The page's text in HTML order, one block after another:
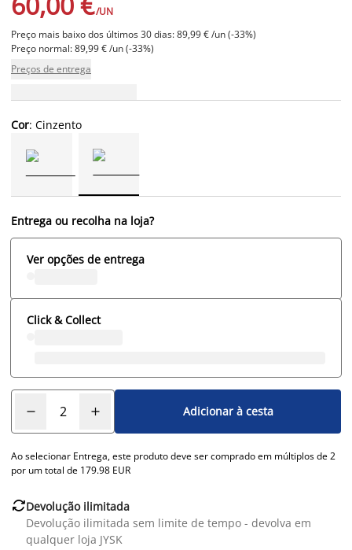
/UN
Preço mais baixo dos últimos 30 dias: 89,99 € /un (-33%)
Preço normal: 89,99 € /un (-33%)
Preços de entrega
Cor: Cinzento
Entrega ou recolha na loja?
Ver opções de entrega
Click & Collect
Adicionar à cesta
Ao selecionar Entrega, este produto deve ser comprado em múltiplos de 2
por um total de 179.98 EUR
Devolução ilimitada
Devolução ilimitada sem limite de tempo - devolva em
qualquer loja JYSK